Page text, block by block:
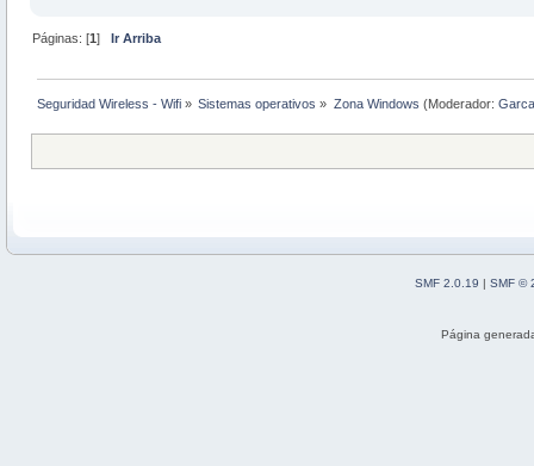
Páginas: [1]Ir Arriba
Seguridad Wireless - Wifi » Sistemas operativos » Zona Windows (Moderador:
SMF 2.0.19 | SMF ©
Página